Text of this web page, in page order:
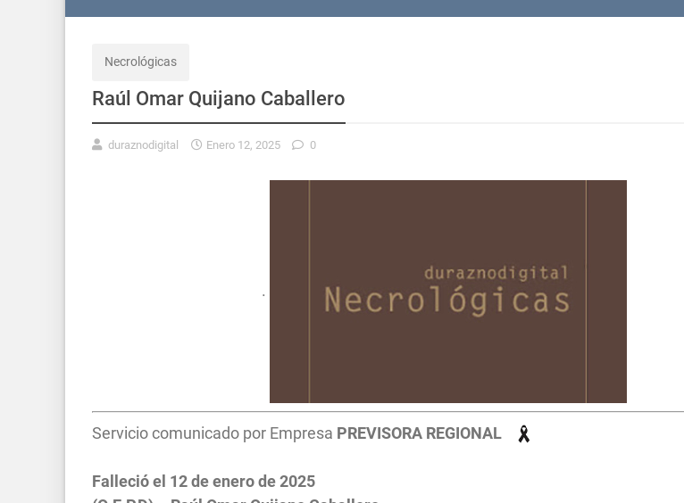
Necrológicas
Raúl Omar Quijano Caballero
duraznodigital Enero 12, 2025 0
.
Servicio comunicado por Empresa PREVISORA REGIONAL
Falleció el 12 de enero de 2025